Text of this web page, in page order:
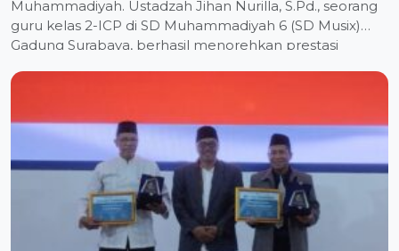
Muhammadiyah. Ustadzah Jihan Nurilla, S.Pd., seorang
guru kelas 2-ICP di SD Muhammadiyah 6 (SD Musix)
Gadung Surabaya, berhasil menorehkan prestasi
Olimpiade Guru Matematika (OGM) 11 tingkat Nasional.
Universitas Terbuka Convention Center (UTCC),
Tangerang Selatan, pada Minggu […]